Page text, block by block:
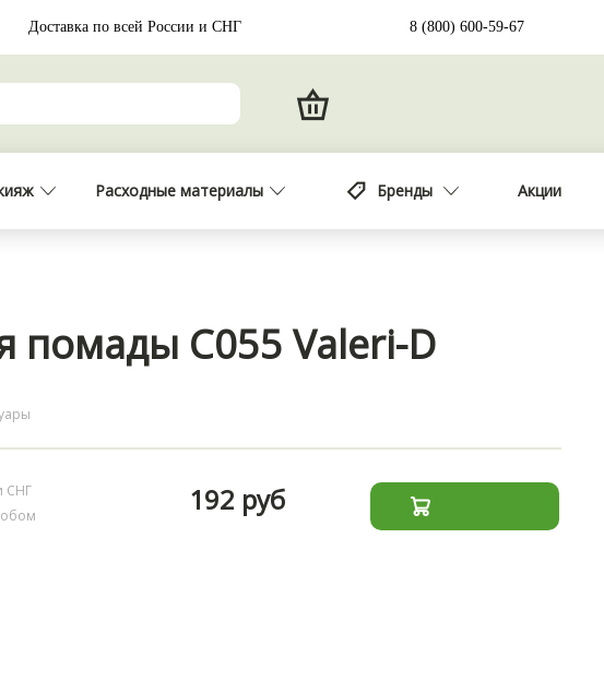
помады С055 Valeri-D
СНГ
192 руб
Доставка по всей России и СНГ 8 (800) 600-59-67
Расходные материалы Бренды Акции